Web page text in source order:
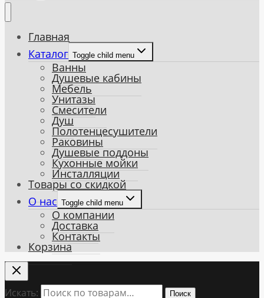
Главная
Каталог Toggle child menu
Ванны
Душевые кабины
Мебель
Унитазы
Смесители
Душ
Полотенцесушители
Раковины
Душевые поддоны
Кухонные мойки
Инсталляции
Товары со скидкой
О нас Toggle child menu
О компании
Доставка
Контакты
Корзина
Искать: Поиск